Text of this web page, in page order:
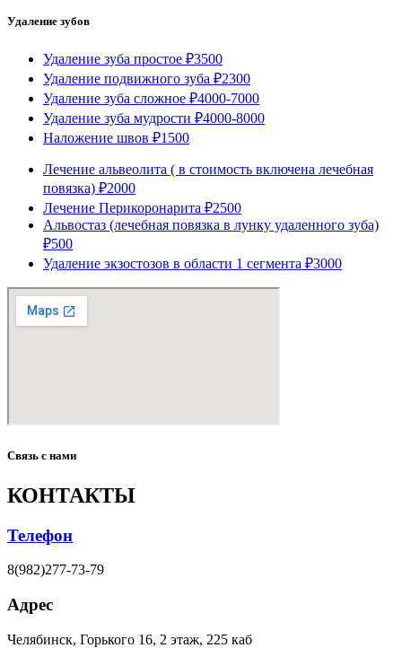
Удаление зубов
Удаление зуба простое ₽3500
Удаление подвижного зуба ₽2300
Удаление зуба сложное ₽4000-7000
Удаление зуба мудрости ₽4000-8000
Наложение швов ₽1500
Лечение альвеолита ( в стоимость включена лечебная
повязка) ₽2000
Лечение Перикоронарита ₽2500
Альвостаз (лечебная повязка в лунку удаленного зуба)
₽500
Удаление экзостозов в области 1 сегмента ₽3000
Связь с нами
КОНТАКТЫ
Телефон
8(982)277-73-79
Адрес
Челябинск, ​Горького 16, ​2 этаж, 225 каб